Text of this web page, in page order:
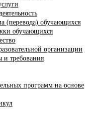
(перевода) обучающихся
обучающихся
организации
и требования
программ на основе